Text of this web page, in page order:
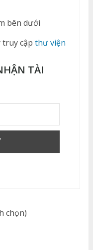
bên dưới
truy cậpthư viện
TÀI
chọn)